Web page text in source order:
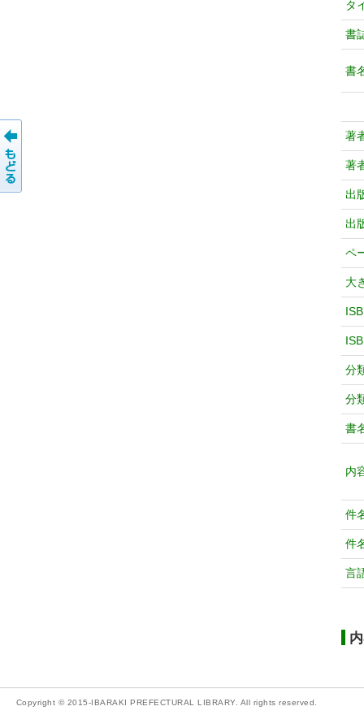
タ
書
書
著
著
出
出
ペ
大
分
分
書
内
件
件
言
Copyright © 2015-IBARAKI PREFECTURAL LIBRARY. All rights reserved.